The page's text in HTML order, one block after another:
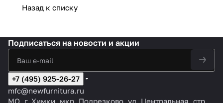
Назад к списку
Подписаться на новости и акции
+7 (495) 925-26-27
mfc@newfurnitura.ru
МО, г. Химки, мкр. Подрезково, ул. Центральная, стр.